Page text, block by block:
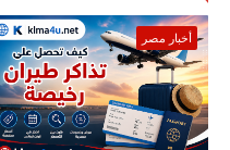
أخبار مصر